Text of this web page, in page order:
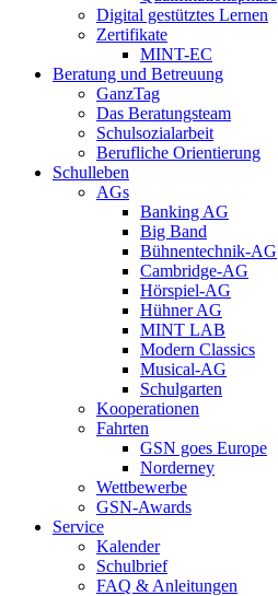
Digital gestütztes Lernen
Zertifikate
MINT-EC
Beratung und Betreuung
GanzTag
Das Beratungsteam
Schulsozialarbeit
Berufliche Orientierung
Schulleben
AGs
Banking AG
Big Band
Bühnentechnik-AG
Cambridge-AG
Hörspiel-AG
Hühner AG
MINT LAB
Modern Classics
Musical-AG
Schulgarten
Kooperationen
Fahrten
GSN goes Europe
Norderney
Wettbewerbe
GSN-Awards
Service
Kalender
Schulbrief
FAQ & Anleitungen